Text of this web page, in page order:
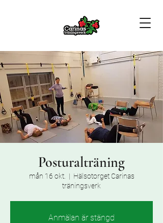
Posturalträning
mån 16 okt.
  |
Hälsotorget Carinas
träningsverk
Anmälan är stängd